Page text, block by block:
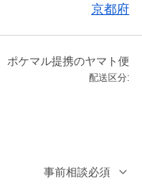
京都府
ポケマル提携のヤマト便
配送区分:
事前相談必須